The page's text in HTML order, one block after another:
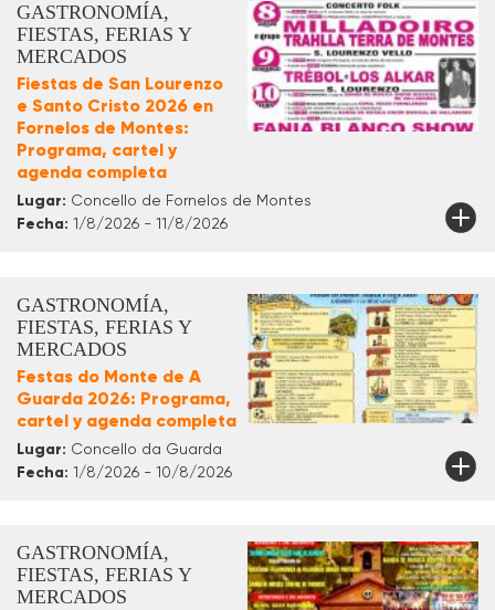
GASTRONOMÍA,
FIESTAS, FERIAS Y
MERCADOS
Fiestas de San Lourenzo
e Santo Cristo 2026 en
Fornelos de Montes:
Programa, cartel y
agenda completa
Lugar: Concello de Fornelos de Montes
Fecha: 1/8/2026 - 11/8/2026
GASTRONOMÍA,
FIESTAS, FERIAS Y
MERCADOS
Festas do Monte de A
Guarda 2026: Programa,
cartel y agenda completa
Lugar: Concello da Guarda
Fecha: 1/8/2026 - 10/8/2026
GASTRONOMÍA,
FIESTAS, FERIAS Y
MERCADOS